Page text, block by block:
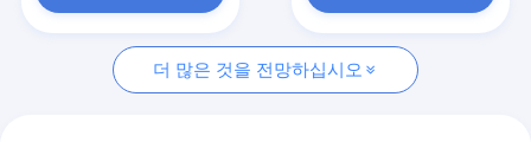
화장품 유화제 믹서
더 많은 것을 전망하십시오